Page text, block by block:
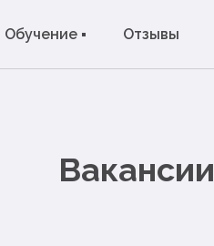
Обучение Отзывы
Вакансии